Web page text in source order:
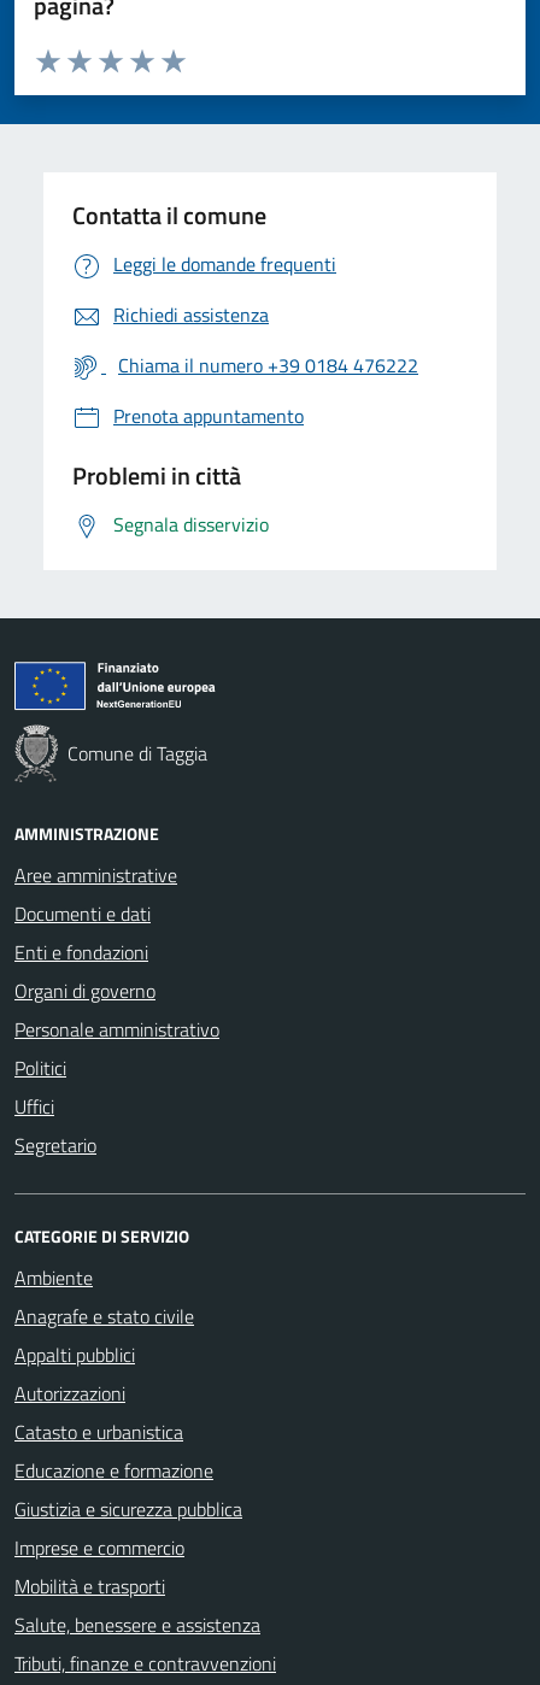
Valuta da 1 a 5 stelle la pagina
Valuta 5 stelle su 5
Valuta 4 stelle su 5
Valuta 3 stelle su 5
Valuta 2 stelle su 5
Valuta 1 stelle su 5
Contatta il comune
Leggi le domande frequenti
Richiedi assistenza
Chiama il numero +39 0184 476222
Prenota appuntamento
Problemi in città
Segnala disservizio
Comune di Taggia
AMMINISTRAZIONE
Aree amministrative
Documenti e dati
Enti e fondazioni
Organi di governo
Personale amministrativo
Politici
Uffici
Segretario
CATEGORIE DI SERVIZIO
Ambiente
Anagrafe e stato civile
Appalti pubblici
Autorizzazioni
Catasto e urbanistica
Educazione e formazione
Giustizia e sicurezza pubblica
Imprese e commercio
Mobilità e trasporti
Salute, benessere e assistenza
Tributi, finanze e contravvenzioni